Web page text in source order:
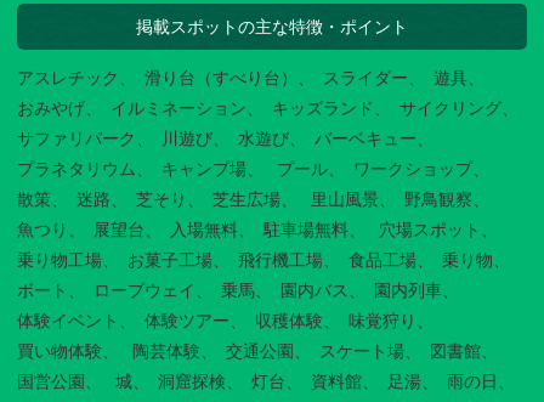
掲載スポットの主な特徴・ポイント
アスレチック 滑り台（すべり台） スライダー
遊具
おみやげ
イルミネーション キッズランド
サイクリング
サファリパーク
川遊び 水遊び
バーベキュー
プラネタリウム
キャンプ場 プール
ワークショップ
散策
迷路 芝そり 芝生広場 里山風景
野鳥観察
魚つり
展望台 入場無料 駐車場無料
穴場スポット
乗り物工場
お菓子工場 飛行機工場 食品工場
乗り物
ボート
ロープウェイ 乗馬 園内バス
園内列車
体験イベント
体験ツアー 収穫体験
味覚狩り
買い物体験
陶芸体験 交通公園 スケート場
図書館
国営公園
城 洞窟探検 灯台 資料館 足湯 雨の日